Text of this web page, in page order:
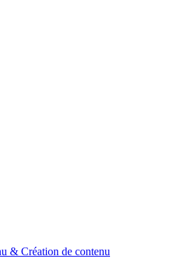
& Création de contenu